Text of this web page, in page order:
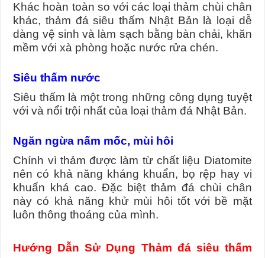
Khác hoàn toàn so với các loại thảm chùi chân
khác, thảm đá siêu thấm Nhật Bản là loại dễ
dàng vệ sinh và làm sạch bằng bàn chải, khăn
mềm với xà phòng hoặc nước rửa chén.
Siêu thấm nước
Siêu thấm là một trong những công dụng tuyệt
với và nổi trội nhất của loại thảm đá Nhật Bản.
Ngăn ngừa nấm mốc, mùi hôi
Chính vì thảm được làm từ chất liệu Diatomite
nên có khả năng kháng khuẩn, bọ rệp hay vi
khuẩn khá cao. Đặc biệt thảm đá chùi chân
này có khả năng khử mùi hôi tốt với bề mặt
luôn thông thoáng của mình.
Hướng Dẫn Sử Dụng Thảm đá siêu thấm